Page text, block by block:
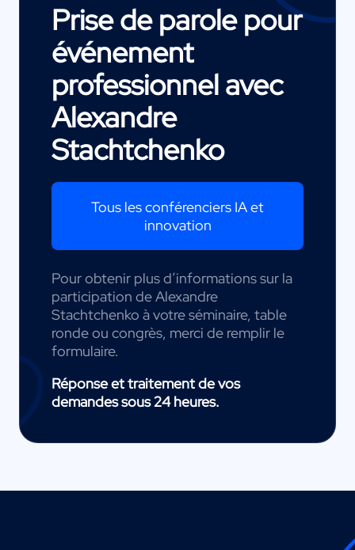
Prise de parole pour
événement
professionnel avec
Alexandre
Stachtchenko
Tous les conférenciers IA et
innovation
Pour obtenir plus d’informations sur la
participation de Alexandre
Stachtchenko à votre séminaire, table
ronde ou congrès, merci de remplir le
formulaire.
Réponse et traitement de vos
demandes sous 24 heures.